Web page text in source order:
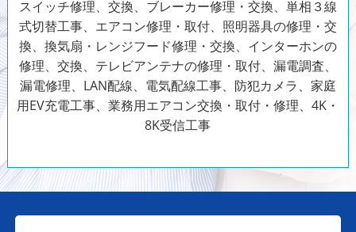
スイッチ修理、交換、ブレーカー修理・交換、単相３線
式切替工事、エアコン修理・取付、照明器具の修理・交
換、換気扇・レンジフード修理・交換、インターホンの
修理、交換、テレビアンテナの修理・取付、漏電調査、
漏電修理、LAN配線、電気配線工事、防犯カメラ、家庭
用EV充電工事、業務用エアコン交換・取付・修理、4K・
8K受信工事